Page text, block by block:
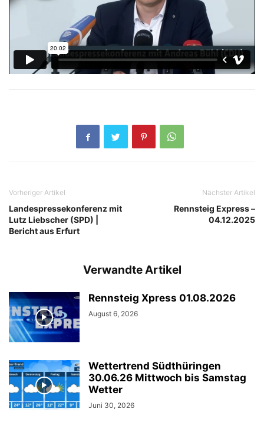
Vorheriger Artikel
Landespressekonferenz mit
Lutz Liebscher (SPD) |
Bericht aus Erfurt
Nächster Artikel
Rennsteig Express –
04.12.2025
Verwandte Artikel
Rennsteig Xpress 01.08.2026
August 6, 2026
Wettertrend Südthüringen
30.06.26 Mittwoch bis Samstag
Wetter
Juni 30, 2026